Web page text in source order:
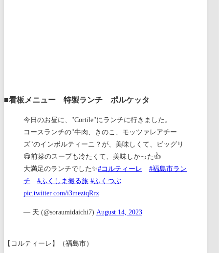
■看板メニュー 特製ランチ ポルケッタ
今日のお昼に、"Cortile"にランチに行きました。
コースランチの"牛肉、きのこ、モッツァレアチー
ズ"のインボルティーニ？が、美味しくて、ビッグリ
😋前菜のスープも冷たくて、美味しかった👍
大満足のランチでした✨#コルティーレ
#福島市ラン
チ
#ふくしま撮る旅 #ふくつぶ
pic.twitter.com/i3meztqRrx
— 天 (@soraumidaichi7) August 14, 2023
【コルティーレ】（福島市）